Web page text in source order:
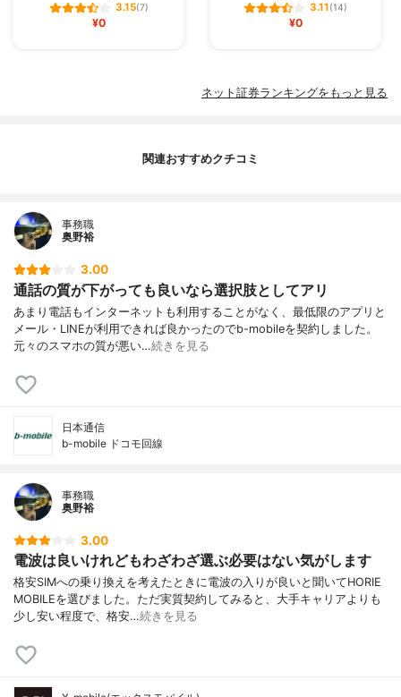
3.15(7)
¥0
3.11(14)
¥0
ネット証券ランキングをもっと見る
関連おすすめクチコミ
事務職
奥野裕
3.00
通話の質が下がっても良いなら選択肢としてアリ
あまり電話もインターネットも利用することがなく、最低限のアプリと
メール・LINEが利用できれば良かったのでb-mobileを契約しました。
元々のスマホの質が悪い…続きを見る
日本通信
b-mobile ドコモ回線
事務職
奥野裕
3.00
電波は良いけれどもわざわざ選ぶ必要はない気がします
格安SIMへの乗り換えを考えたときに電波の入りが良いと聞いてHORIE
MOBILEを選びました。ただ実質契約してみると、大手キャリアよりも
少し安い程度で、格安…続きを見る